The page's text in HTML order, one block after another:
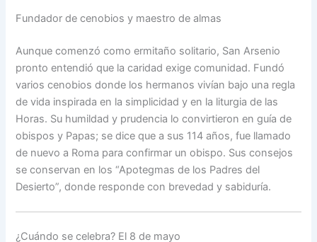
Fundador de cenobios y maestro de almas
Aunque comenzó como ermitaño solitario, San Arsenio
pronto entendió que la caridad exige comunidad. Fundó
varios cenobios donde los hermanos vivían bajo una regla
de vida inspirada en la simplicidad y en la liturgia de las
Horas. Su humildad y prudencia lo convirtieron en guía de
obispos y Papas; se dice que a sus 114 años, fue llamado
de nuevo a Roma para confirmar un obispo. Sus consejos
se conservan en los “Apotegmas de los Padres del
Desierto”, donde responde con brevedad y sabiduría.
¿Cuándo se celebra? El 8 de mayo